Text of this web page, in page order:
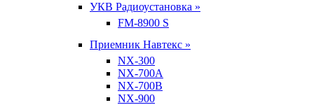
УКВ Радиоустановка »
FM-8900 S
Приемник Навтекс »
NX-300
NX-700A
NX-700B
NX-900